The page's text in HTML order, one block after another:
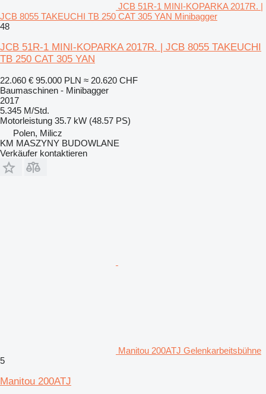
JCB 51R-1 MINI-KOPARKA 2017R. |
JCB 8055 TAKEUCHI TB 250 CAT 305 YAN Minibagger
48
JCB 51R-1 MINI-KOPARKA 2017R. | JCB 8055 TAKEUCHI
TB 250 CAT 305 YAN
22.060 € 95.000 PLN ≈ 20.620 CHF
Baumaschinen - Minibagger
2017
5.345 M/Std.
Motorleistung 35.7 kW (48.57 PS)
Polen, Milicz
KM MASZYNY BUDOWLANE
Verkäufer kontaktieren
Manitou 200ATJ Gelenkarbeitsbühne
5
Manitou 200ATJ